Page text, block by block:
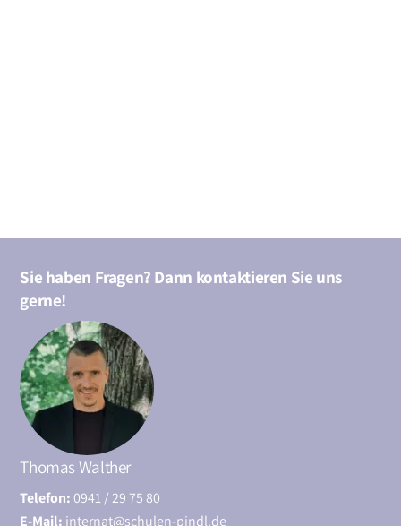
Sie haben Fragen? Dann kontaktieren Sie uns
gerne!
Thomas Walther
Telefon: 0941 / 29 75 80
E-Mail: internat@schulen-pindl.de